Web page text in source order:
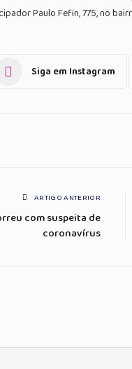
Paulo Fefin, 775, no
Siga em Instagram
ARTIGO ANTERIOR
com suspeita de
coronavírus